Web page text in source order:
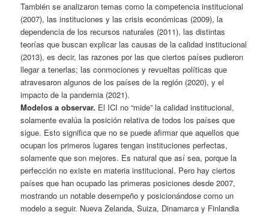
También se analizaron temas como la competencia institucional
(2007), las instituciones y las crisis económicas (2009), la
dependencia de los recursos naturales (2011), las distintas
teorías que buscan explicar las causas de la calidad institucional
(2013), es decir, las razones por las que ciertos países pudieron
llegar a tenerlas; las conmociones y revueltas políticas que
atravesaron algunos de los países de la región (2020), y el
impacto de la pandemia (2021).
Modelos a observar. El ICI no “mide” la calidad institucional,
solamente evalúa la posición relativa de todos los países que
sigue. Esto significa que no se puede afirmar que aquellos que
ocupan los primeros lugares tengan instituciones perfectas,
solamente que son mejores. Es natural que así sea, porque la
perfección no existe en materia institucional. Pero hay ciertos
países que han ocupado las primeras posiciones desde 2007,
mostrando un notable desempeño y posicionándose como un
modelo a seguir. Nueva Zelanda, Suiza, Dinamarca y Finlandia